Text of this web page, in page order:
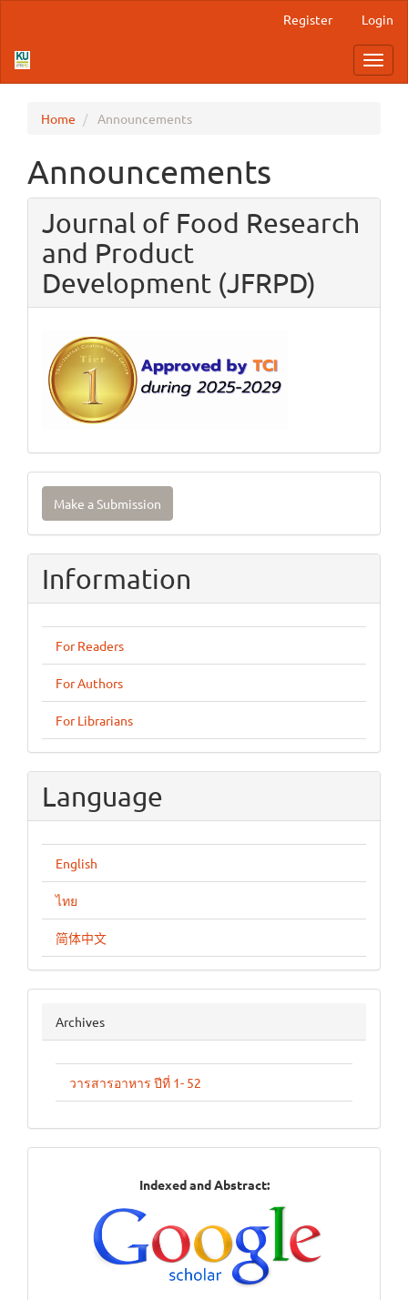
Sidebar
Register Login
Home Announcements
Announcements
Journal of Food Research
and Product
Development (JFRPD)
Make
Submission
Make a Submission
Information
For Readers
For Authors
For Librarians
Language
English
ไทย
简体中文
archives
Archives
วารสารอาหาร ปีที่ 1- 52
Indexed and Abstract: